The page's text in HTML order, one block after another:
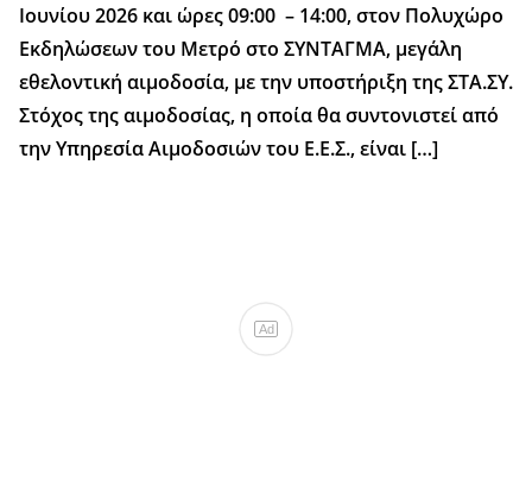
Ιουνίου 2026 και ώρες 09:00 – 14:00, στον Πολυχώρο
Εκδηλώσεων του Μετρό στο ΣΥΝΤΑΓΜΑ, μεγάλη
εθελοντική αιμοδοσία, με την υποστήριξη της ΣΤΑ.ΣΥ.
Στόχος της αιμοδοσίας, η οποία θα συντονιστεί από
την Υπηρεσία Αιμοδοσιών του Ε.Ε.Σ., είναι […]
Ad